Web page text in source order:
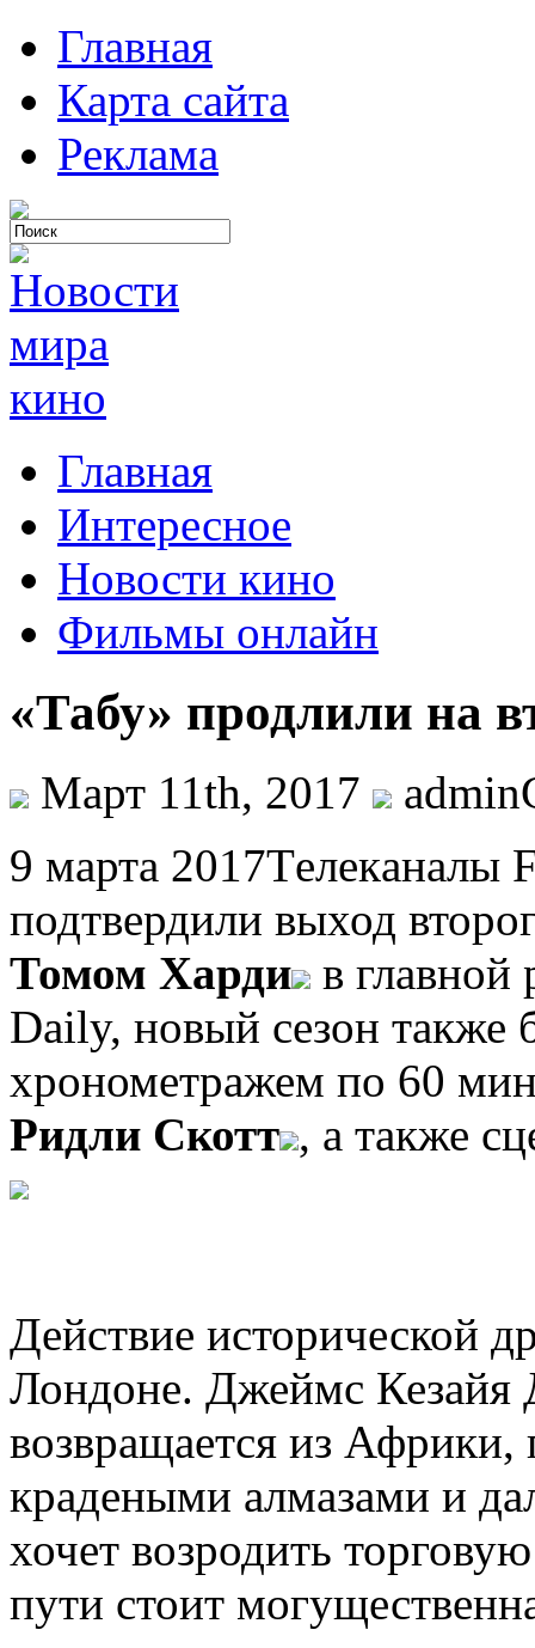
Главная
Карта сайта
Реклама
Главная
Интересное
Новости кино
Фильмы онлайн
«Табу» продлили на
Март 11th, 2017
9 мaртa 2017Тeлeкaнaлы
подтвердили выход
Томом Харди
в главной
Daily, новый сезон также
хронометражем по 60
Ридли Скотт , а также
Действие исторической
Лондоне. Джеймс
возвращается из Африки,
крадеными алмазами и
хочет возродить
пути стоит